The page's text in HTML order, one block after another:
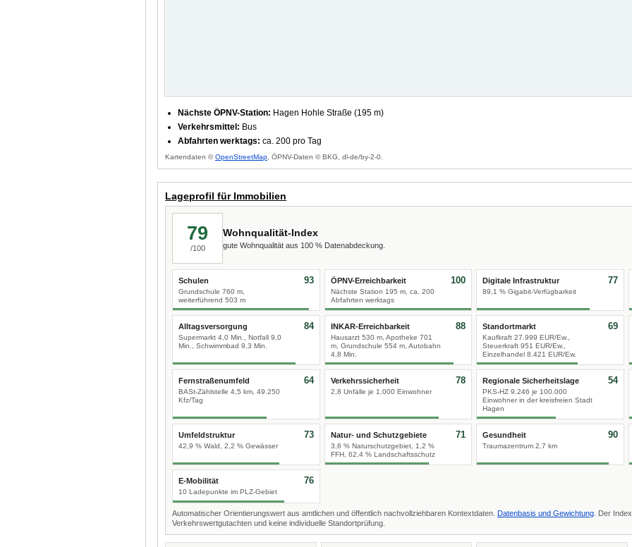
Nächste ÖPNV-Station: Hagen Hohle Straße (195 m)
Verkehrsmittel: Bus
Abfahrten werktags: ca. 200 pro Tag
Kartendaten ©OpenStreetMap , ÖPNV-Daten © BKG, dl-de/by-2-0.
Lageprofil für Immobilien
79
/100
Wohnqualität-Index
gute Wohnqualität aus 100 % Datenabdeckung.
Schulen
Grundschule 760 m,
weiterführend 503 m
93 ÖPNV-Erreichbarkeit
Nächste Station 195 m, ca. 200
Abfahrten werktags
100 Digitale Infrastruktur
89,1 % Gigabit-Verfügbarkeit
77
Alltagsversorgung
Supermarkt 4,0 Min., Notfall 9,0
Min., Schwimmbad 9,3 Min.
84 INKAR-Erreichbarkeit
Hausarzt 530 m, Apotheke 701
m, Grundschule 554 m, Autobahn
4,8 Min.
88 Standortmarkt
Kaufkraft 27.999 EUR/Ew.,
Steuerkraft 951 EUR/Ew.,
Einzelhandel 8.421 EUR/Ew.
69
Fernstraßenumfeld
BASt-Zählstelle 4,5 km, 49.250
Kfz/Tag
64 Verkehrssicherheit
2,8 Unfälle je 1.000 Einwohner
78 Regionale Sicherheitslage
PKS-HZ 9.246 je 100.000
Einwohner in der kreisfreien Stadt
Hagen
54
Umfeldstruktur
42,9 % Wald, 2,2 % Gewässer
73 Natur- und Schutzgebiete
3,6 % Naturschutzgebiet, 1,2 %
FFH, 62,4 % Landschaftsschutz
71 Gesundheit
Traumazentrum 2,7 km
90
E-Mobilität
10 Ladepunkte im PLZ-Gebiet
76
Automatischer Orientierungswert aus amtlichen und öffentlich nachvollziehbaren Kontextdaten. Datenbasis und Gewichtung . Der
Verkehrswertgutachten und keine individuelle Standortprüfung.